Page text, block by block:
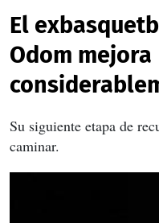
El
Odom mejora
Su siguiente etapa de
caminar.